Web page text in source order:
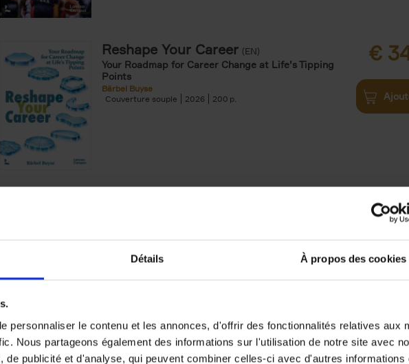
Détails À propos des cookies
personnaliser le contenu et les annonces, d'offrir des fonctionnalités relatives aux
Nous partageons également des informations sur l'utilisation de notre site avec
de publicité et d'analyse, qui peuvent combiner celles-ci avec d'autres informations
Reshape Your Career (EN)
Your Roadmap for Career Change at Life’s Tipping
Points
Bärbel Buyse
Couverture souple
2026 200
€
Jackie Janssen
€
The Digital Leadership Practice
€